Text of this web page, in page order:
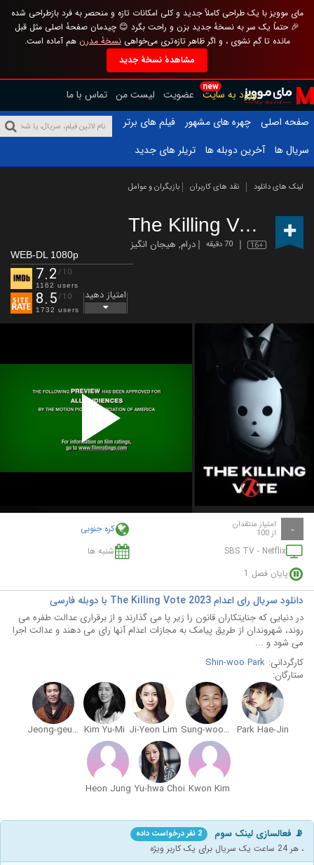
مای موویز با یک طراحی کاملاً جدید و کلی امکانات تازه و منحصر به فرد بازطراحی شده
🎉 حتماً یک سر به نسخهٔ جدید بزن و راحت بگرد 😊 چیدمان صفحهٔ اصلی مثل قبل
مانده تا گم نشوی ، و اگر ظاهر تازه‌تری می‌خواهینسخهٔ مدرن هم آماده است.
مشاهدهٔ نسخهٔ جدید
new
ورود به سایت عضویت لیست من تماس با ما
صفحه اصلی
چهره های مشهور
فیلم های برتر
سریال ها
آخرین دوبله ها تریلر های جدید
لینک های دانلود نقد های کاربران بازیگران و عوامل
The Killing Vote
16+ 70 دقیقه درام, هیجان انگیز
WEB-DL 1080p
7.2 /10
1162 users
8.5/10
1732 users
امتیاز دهید
Play
Video
- امتیاز منتقدان
از 100
کره جنوبی
SBS TV - Netflix
شنبه ها
پایان فصل 1
دانلود سریال رای اعدام The Killing Vote 2023 با دوبله فارسی
در دنیایی که جنایتکاران قانون را زیر پا می گذارند و از برقراری عدالت طفره می
روند، شهروندان از طریق پیامک به مجازات اعدام آنها رای می ‌دهند و عدالت اجرا
می شود و ...
کارگردانی: Shin-woo Park
ستارگان:
Park Hae-Jin
Sung-woong Park
Ji-Yeon Lim
Kim Yu-Mi
Jeong-geun Sin
Kwon Kim
Yu-hwa Choi
Heon Jung
📡 فعالسازی لینک سوم 2 نفر درخواست داده
، هر 24 ساعت یک سریال برای یک کاربر ویژه